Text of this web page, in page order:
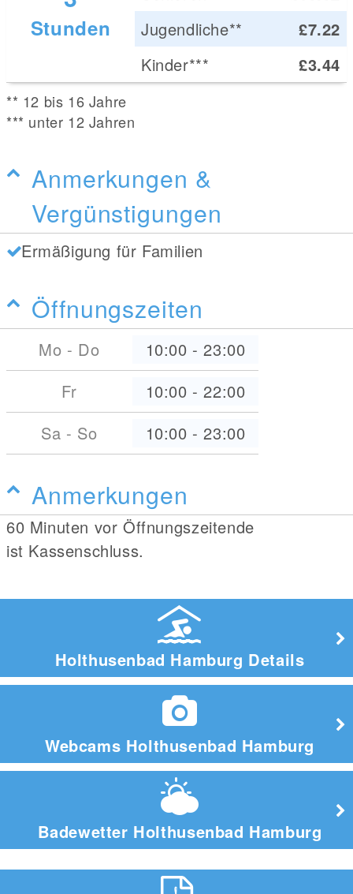
Stunden
Jugendliche**
£7.22
Kinder***
£3.44
** 12 bis 16 Jahre
*** unter 12 Jahren
Anmerkungen &
Vergünstigungen
Ermäßigung für Familien
Öffnungszeiten
Mo - Do 10:00 - 23:00
Fr
10:00 - 22:00
Sa - So
10:00 - 23:00
Anmerkungen
60 Minuten vor Öffnungszeitende
ist Kassenschluss.
Holthusenbad Hamburg Details
Webcams Holthusenbad Hamburg
Badewetter Holthusenbad Hamburg